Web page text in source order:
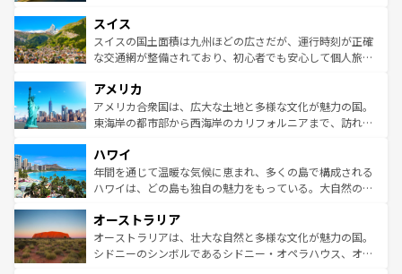
れる地方に足を運ぶとそれぞれで全く異なる文化を体験で
きるだろう。 なお、新着のフランス情報はコンテンツ一覧
を参照してほしい。
は、お酒好きな人にはぜひ体験してほしい。 なお、新着の
ドイツ情報はコンテンツ一覧を参照してほしい。
リアごとに異なる魅力がある。また、優雅なアフタヌーン
ティー、ビール好きにはたまらない英国パブ、サッカー観
戦など、本場だからこそできる体験も豊富。イギリスを旅
ンツ一覧を参照してほしい。
スイス
スイスの国土面積は九州ほどの広さだが、運行時刻が正確
な交通網が整備されており、初心者でも安心して個人旅行
の建物がそのまま残る町や、スイスならではのユニークな
博物館もあり、アルプス観光だけでなく町歩きも満喫する
ことができる。国民の所得が高いため物価も高いが、旅行
ば市内交通費無料で観光を楽しむこともできる。 なお、新
着のスイス情報はコンテンツ一覧 を参照してほしい。
アメリカ
アメリカ合衆国は、広大な土地と多様な文化が魅力の国。
東海岸の都市部から西海岸のカリフォルニアまで、訪れる
のような巨大都市は、観光、ショッピング、エンターテイ
ンメントが詰まった刺激的なスポットだ。一方、アメリカ
西部には大自然が広がり、グランドキャニオンやイエロー
部のニューオーリンズでは、音楽と美食が融合した独特の
文化が魅力。旅行者はアメリカの各地域で異なる魅力を楽
しみながら、その多様性と豊かな歴史を感じることができ
ハワイ
年間を通じて温暖な気候に恵まれ、多くの島で構成される
ハワイは、どの島も独自の魅力をもっている。大自然の神
ワイ島は見逃せない。また、定番の観光地といえばオアフ
島だが、静かな自然を求めるならマウイ島やカウアイ島が
おすすめ。エメラルドグリーンに輝く海をはじめ、豊かな
オーストラリア
オーストラリアは、壮大な自然と多様な文化が魅力の国。
シドニーのシンボルであるシドニー・オペラハウス、オー